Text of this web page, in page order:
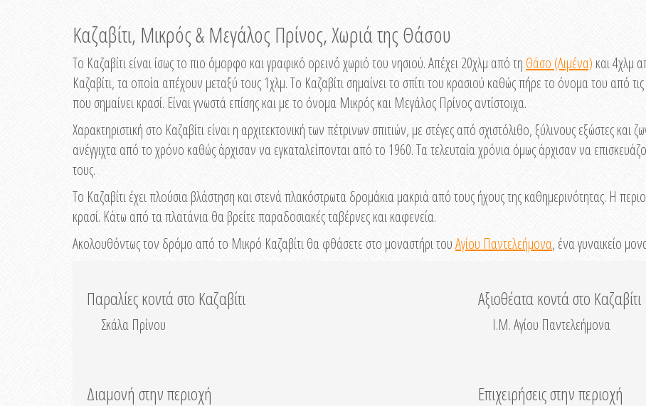
Καζαβίτι, Μικρός & Μεγάλος Πρίνος, Χωριά της Θάσου
Το Καζαβίτι είναι ίσως το πιο όμορφο και γραφικό ορεινό χωριό του νησιού. Απέχει 20χλμ από τη Θάσο (Λιμένα) και 4χλμ
Καζαβίτι, τα οποία απέχουν μεταξύ τους 1χλμ. Το Καζαβίτι σημαίνει το σπίτι του κρασιού καθώς πήρε το όνομα του από τις
που σημαίνει κρασί. Είναι γνωστά επίσης και με το όνομα Μικρός και Μεγάλος Πρίνος αντίστοιχα.
Χαρακτηριστική στο Καζαβίτι είναι η αρχιτεκτονική των πέτρινων σπιτιών, με στέγες από σχιστόλιθο, ξύλινους εξώστες και
ανέγγιχτα από το χρόνο καθώς άρχισαν να εγκαταλείπονται από το 1960. Τα τελευταία χρόνια όμως άρχισαν να
τους.
Το Καζαβίτι έχει πλούσια βλάστηση και στενά πλακόστρωτα δρομάκια μακριά από τους ήχους της καθημερινότητας. Η
κρασί. Κάτω από τα πλατάνια θα βρείτε παραδοσιακές ταβέρνες και καφενεία.
Ακολουθόντως τον δρόμο από το Μικρό Καζαβίτι θα φθάσετε στο μοναστήρι τουΑγίου Παντελεήμονα, ένα γυναικείο
Παραλίες κοντά στο Καζαβίτι
Σκάλα Πρίνου
Αξιοθέατα κοντά στο Καζαβίτι
Ι.Μ. Αγίου Παντελεήμονα
Διαμονή στην περιοχή Επιχειρήσεις στην περιοχή